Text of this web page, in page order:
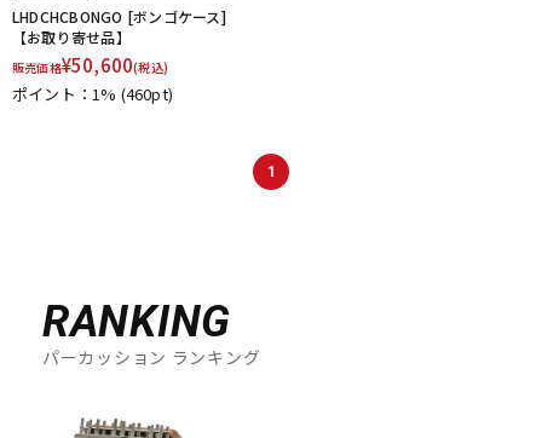
LHDCHCBONGO [ボンゴケース]
【お取り寄せ品】
販売価格¥50,600(税込)
ポイント：1% (460pt)
1
RANKING
パーカッション ランキング